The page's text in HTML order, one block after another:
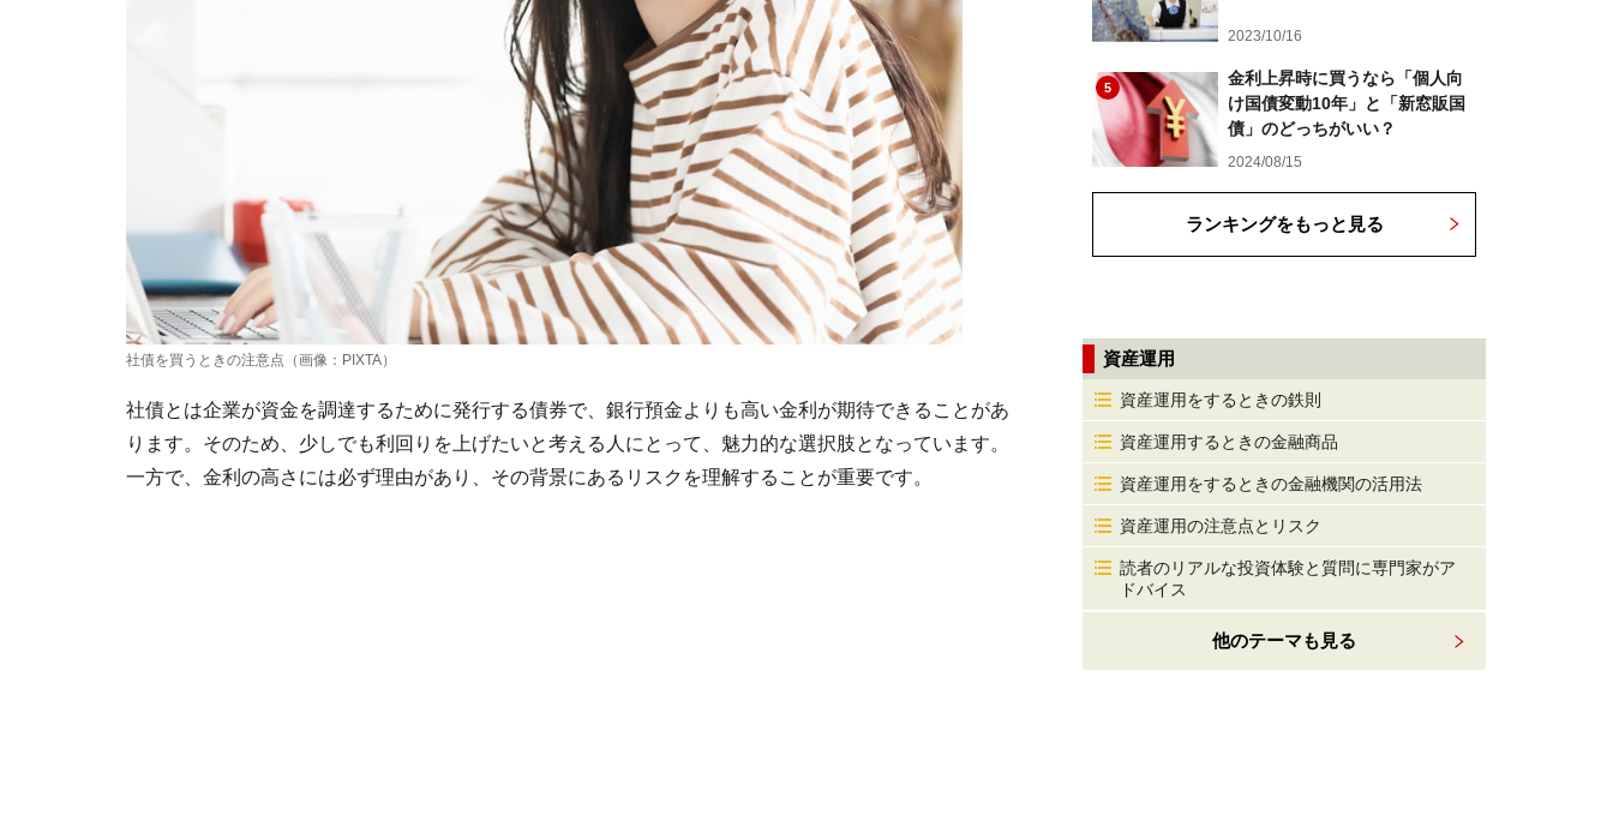
社債を買うときの注意点（画像：PIXTA）
社債とは企業が資金を調達するために発行する債券で、銀行預金よりも高い金利が期待できることがあ
ります。そのため、少しでも利回りを上げたいと考える人にとって、魅力的な選択肢となっています。
一方で、金利の高さには必ず理由があり、その背景にあるリスクを理解することが重要です。
2023/10/16
5
金利上昇時に買うなら「個人向
け国債変動10年」と「新窓販国
債」のどっちがいい？
2024/08/15
ランキングをもっと見る
資産運用
資産運用をするときの鉄則
資産運用するときの金融商品
資産運用をするときの金融機関の活用法
資産運用の注意点とリスク
読者のリアルな投資体験と質問に専門家がア
ドバイス
他のテーマも見る